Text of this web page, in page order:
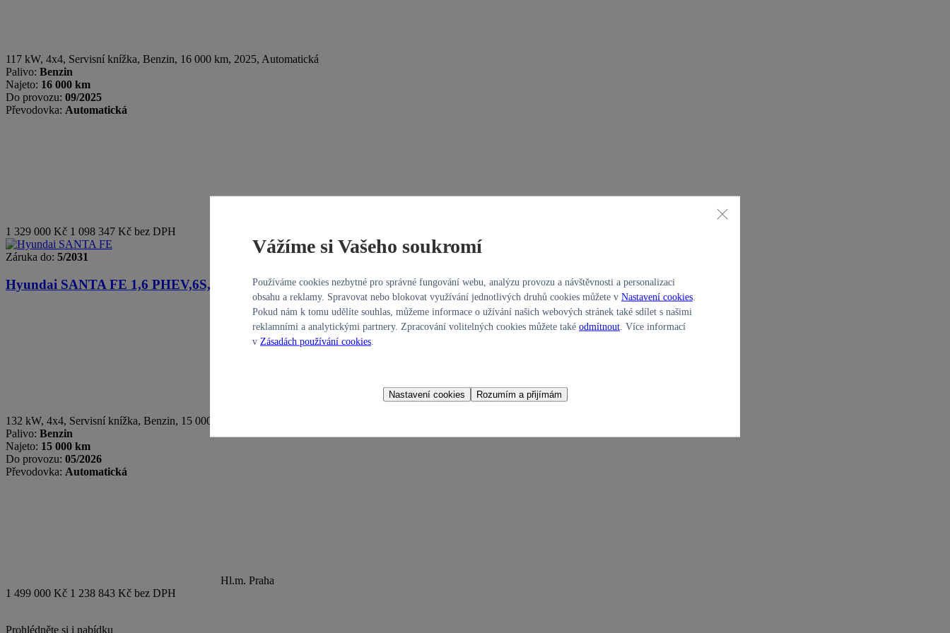
117 kW, 4x4, Servisní knížka, Benzin, 16 000 km, 2025, Automatická
Palivo: Benzin
Najeto: 16 000 km
Do provozu: 09/2025
Převodovka: Automatická
1 329 000 Kč 1 098 347 Kč bez DPH
Záruka do: 5/2031
Hyundai SANTA FE 1,6 PHEV,6S,4x4,Calligraphy
132 kW, 4x4, Servisní knížka, Benzin, 15 000 km, 2026, Automatická
Palivo: Benzin
Najeto: 15 000 km
Do provozu: 05/2026
Převodovka: Automatická
Hl.m. Praha
1 499 000 Kč 1 238 843 Kč bez DPH
Prohlédněte si i nabídku
Vážíme si Vašeho soukromí
Používáme cookies nezbytné pro správné fungování webu, analýzu provozu a návštěvnosti a personalizaci
obsahu a reklamy. Spravovat nebo blokovat využívání jednotlivých druhů cookies můžete v Nastavení cookies
Pokud nám k tomu udělíte souhlas, můžeme informace o užívání našich webových stránek také sdílet s našimi
reklamními a analytickými partnery. Zpracování volitelných cookies můžete také odmítnout . Více informací
v Zásadách používání cookies
Nastavení cookies Rozumím a přijímám